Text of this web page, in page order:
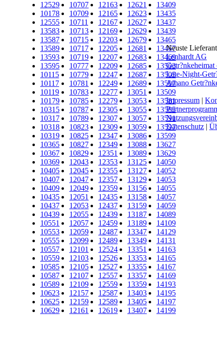
12529
10178
12555
13583
13587
13589
13593
13595
10115
10117
10119
10179
10315
10317
10318
10319
10365
10367
10369
10405
10407
10409
10435
10437
10439
10551
10553
10555
10557
10559
10585
10587
10589
10623
10625
10629
10707
10709
10711
10713
10715
10717
10719
10777
10779
10781
10783
10785
10787
10789
10823
10825
10827
10829
12043
12045
12047
12049
12051
12053
12055
12057
12059
12099
12101
12103
12105
12107
12109
12157
12159
12161
12163
12165
12167
12169
12203
12205
12207
12209
12247
12249
12277
12279
12305
12307
12309
12347
12349
12351
12353
12355
12357
12359
12435
12437
12439
12459
12487
12489
12524
12526
12527
12557
12559
12587
12589
12619
12621
12623
12627
12629
12679
12681
12683
12685
12687
12689
13051
13053
13055
13057
13059
13086
13088
13089
13125
13127
13129
13156
13158
13159
13187
13189
13347
13349
13351
13353
13355
13357
13359
13403
13405
13407
13409
13435
13437
13439
13465
13467
13469
13503
13505
13507
13509
13581
13585
13591
13597
13599
13627
13629
14050
14052
14053
14055
14057
14059
14089
14109
14129
14131
14163
14165
14167
14169
14193
14195
14197
14199
Neuste
Lenhardt AG
Late-Night-
Amano
Impressum |
Datenschutz |